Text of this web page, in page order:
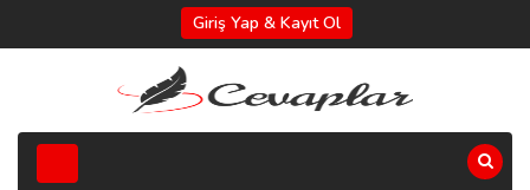
Giriş Yap & Kayıt Ol